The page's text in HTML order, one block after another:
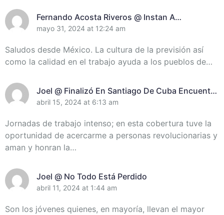
Fernando Acosta Riveros @ Instan A
Incrementar El Control De Recursos En
mayo 31, 2024 at 12:24 am
Saludos desde México. La cultura de la previsión así
como la calidad en el trabajo ayuda a los pueblos de…
Joel @ Finalizó En Santiago De Cuba Encuentro
De Miembros Del Destacamento Pedagógico
abril 15, 2024 at 6:13 am
Jornadas de trabajo intenso; en esta cobertura tuve la
oportunidad de acercarme a personas revolucionarias y
aman y honran la…
Joel @ No Todo Está Perdido
abril 11, 2024 at 1:44 am
Son los jóvenes quienes, en mayoría, llevan el mayor